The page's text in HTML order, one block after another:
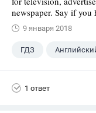
newspaper. Say if you
9 января 2018
ГДЗ
1 ответ